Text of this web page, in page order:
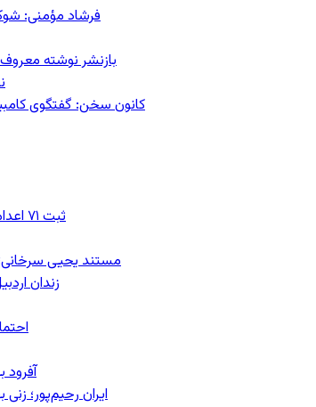
فرشاد مؤمنی:
بازنشر نوشته
کانون سخن: گفتگوی
ثبت ۷۱ اعدام در ژوئیه؛ شمار اعدام‌ها در سال ۲۰۲۶ به دست‌کم ۴۴۴ نفر رسید
مستند یحیی
زندان اردبیل؛ احراز هویت
آفرود
ایران رحیم‌پور؛